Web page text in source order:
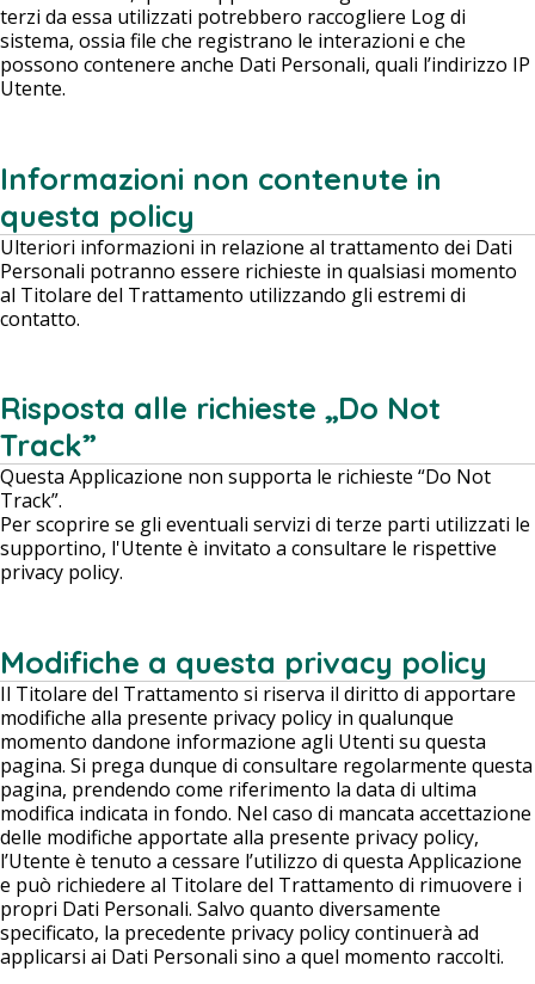
terzi da essa utilizzati potrebbero raccogliere Log di
sistema, ossia file che registrano le interazioni e che
possono contenere anche Dati Personali, quali l’indirizzo IP
Utente.
Informazioni non contenute in
questa policy
Ulteriori informazioni in relazione al trattamento dei Dati
Personali potranno essere richieste in qualsiasi momento
al Titolare del Trattamento utilizzando gli estremi di
contatto.
Risposta alle richieste „Do Not
Track”
Questa Applicazione non supporta le richieste “Do Not
Track”.
Per scoprire se gli eventuali servizi di terze parti utilizzati le
supportino, l'Utente è invitato a consultare le rispettive
privacy policy.
Modifiche a questa privacy policy
Il Titolare del Trattamento si riserva il diritto di apportare
modifiche alla presente privacy policy in qualunque
momento dandone informazione agli Utenti su questa
pagina. Si prega dunque di consultare regolarmente questa
pagina, prendendo come riferimento la data di ultima
modifica indicata in fondo. Nel caso di mancata accettazione
delle modifiche apportate alla presente privacy policy,
l’Utente è tenuto a cessare l’utilizzo di questa Applicazione
e può richiedere al Titolare del Trattamento di rimuovere i
propri Dati Personali. Salvo quanto diversamente
specificato, la precedente privacy policy continuerà ad
applicarsi ai Dati Personali sino a quel momento raccolti.